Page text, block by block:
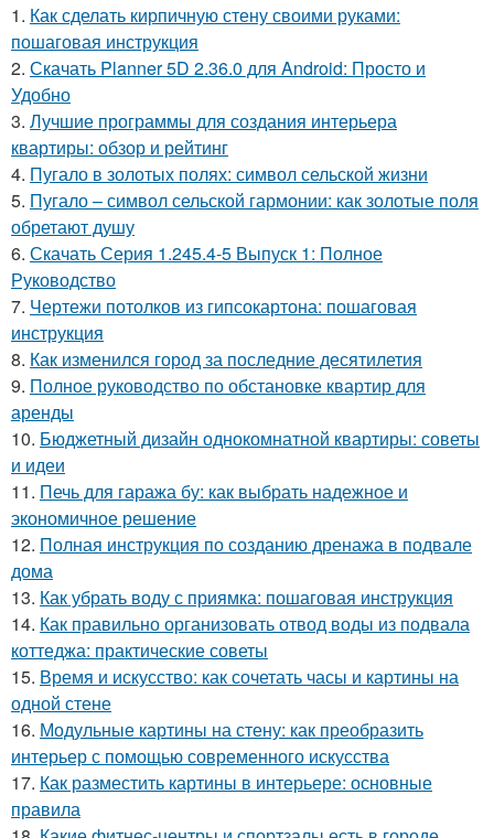
1. Как сделать кирпичную стену своими руками:
пошаговая инструкция
2. Скачать Planner 5D 2.36.0 для Android: Просто и
Удобно
3. Лучшие программы для создания интерьера
квартиры: обзор и рейтинг
4. Пугало в золотых полях: символ сельской жизни
5. Пугало – символ сельской гармонии: как золотые поля
обретают душу
6. Скачать Серия 1.245.4-5 Выпуск 1: Полное
Руководство
7. Чертежи потолков из гипсокартона: пошаговая
инструкция
8. Как изменился город за последние десятилетия
9. Полное руководство по обстановке квартир для
аренды
10. Бюджетный дизайн однокомнатной квартиры: советы
и идеи
11. Печь для гаража бу: как выбрать надежное и
экономичное решение
12. Полная инструкция по созданию дренажа в подвале
дома
13. Как убрать воду с приямка: пошаговая инструкция
14. Как правильно организовать отвод воды из подвала
коттеджа: практические советы
15. Время и искусство: как сочетать часы и картины на
одной стене
16. Модульные картины на стену: как преобразить
интерьер с помощью современного искусства
17. Как разместить картины в интерьере: основные
правила